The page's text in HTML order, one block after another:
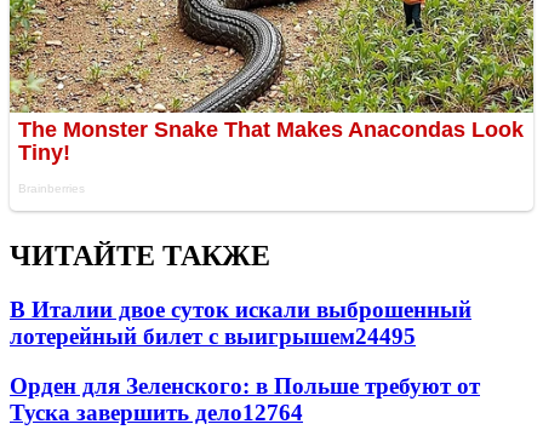
ЧИТАЙТЕ ТАКЖЕ
В Италии двое суток искали выброшенный
лотерейный билет с выигрышем24495
Орден для Зеленского: в Польше требуют от
Туска завершить дело12764